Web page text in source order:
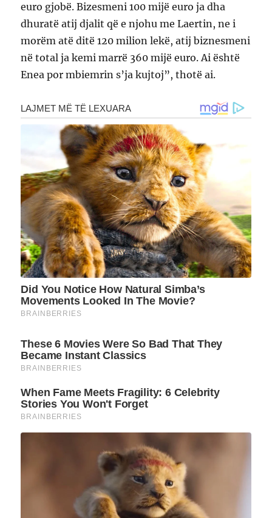
euro gjobë. Bizesmeni 100 mijë euro ja dha
dhuratë atij djalit që e njohu me Laertin, ne i
morëm atë ditë 120 milion lekë, atij biznesmeni
në total ja kemi marrë 360 mijë euro. Ai është
Enea por mbiemrin s’ja kujtoj”, thotë ai.